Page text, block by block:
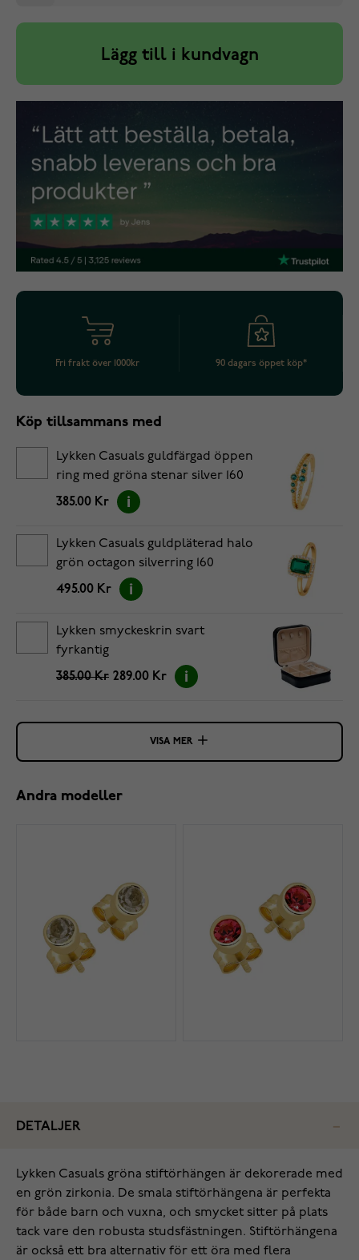
Lägg till i kundvagn
Fri frakt över 1000kr 90 dagars öppet köp*
Köp tillsammans med
Lykken Casuals guldfärgad öppen
ring med gröna stenar silver 160
385.00 Kr
Lykken Casuals guldpläterad halo
grön octagon silverring 160
495.00 Kr
Lykken smyckeskrin svart
fyrkantig
385.00 Kr 289.00 Kr
VISA MER
Andra modeller
DETALJER
Lykken Casuals gröna stiftörhängen är dekorerade med
en grön zirkonia. De smala stiftörhängena är perfekta
för både barn och vuxna, och smycket sitter på plats
tack vare den robusta studsfästningen. Stiftörhängena
är också ett bra alternativ för ett öra med flera